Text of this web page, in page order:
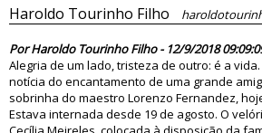
Haroldo Tourinho Filho
Por Haroldo Tourinho Filho - 12/9/2018
Alegria de um lado, tristeza de outro: é a
notícia do encantamento de uma grande
sobrinha do maestro Lorenzo Fernandez,
Estava internada desde 19 de agosto. O